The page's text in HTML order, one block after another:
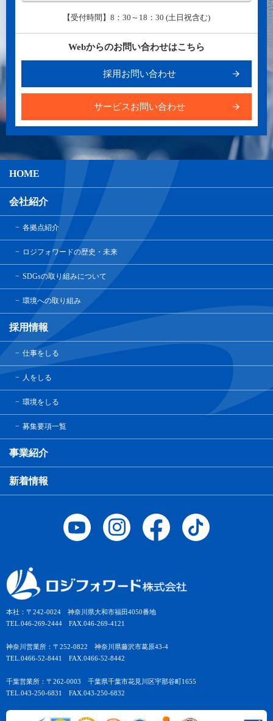
【受付時間】8：30～18：30 (土日祝含む)
Webからのお問い合わせはこちら
採用お問い合わせ
サービスお問い合わせ
本社：〒242-0024 神奈川県大和市福田4050番地
TEL.046-269-2444 FAX.046-269-4121
神奈川営業所：〒252-0822 神奈川県藤沢市葛原43-4
TEL.0466-52-8441 FAX.0466-52-8442
千葉営業所：〒262-0003 千葉県千葉市花見川区宇那谷町1655
TEL.043-250-6831 FAX.043-250-6832
HOME
会社紹介
各拠点紹介
ロジフォワードの歴史・未来
SDGsの取り組みについて
環境への取り組み
採用情報
仕事をしる
人をしる
環境をしる
募集要項一覧
事業紹介
新着情報